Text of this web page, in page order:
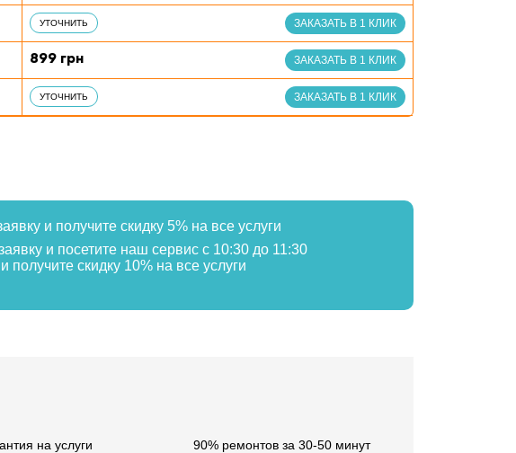
УТОЧНИТЬ ЗАКАЗАТЬ В 1 КЛИК
899 грн ЗАКАЗАТЬ В 1 КЛИК
УТОЧНИТЬ ЗАКАЗАТЬ В 1 КЛИК
и получите скидку 5% на все услуги
и посетите наш сервис с 10:30 до 11:30
получите скидку 10% на все услуги
на услуги 90% ремонтов за 30-50 минут